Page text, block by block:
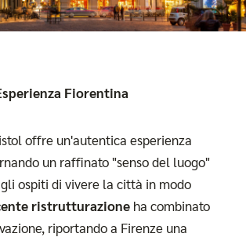
Fiorentina
offre un'autentica esperienza
un raffinato "senso del luogo"
ospiti di vivere la città in modo
ristrutturazione ha combinato
riportando a Firenze una